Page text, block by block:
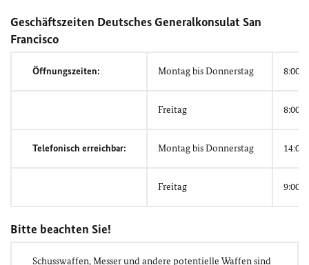
Geschäftszeiten Deutsches Generalkonsulat San
Francisco
Öffnungszeiten: Montag bis Donnerstag 8:00 -
Freitag 8:00 -
Telefonisch erreichbar: Montag bis Donnerstag 14:00
Freitag 9:00 -
Bitte beachten Sie!
Schusswaffen, Messer und andere potentielle Waffen sind